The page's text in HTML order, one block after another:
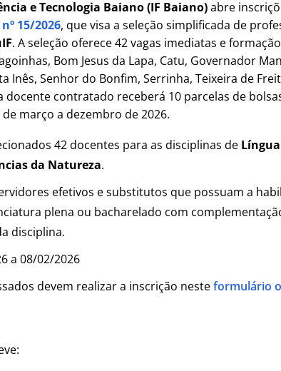
e Tecnologia Baiano (IF Baiano)abre
15/2026, que visa a seleção simplificada de
. A seleção oferece 42 vagas imediatas e
Bom Jesus da Lapa, Catu, Governador
Inês, Senhor do Bonfim, Serrinha, Teixeira de
docente contratado receberá 10 parcelas de
março a dezembro de 2026.
42 docentes para as disciplinas de Língua
da Natureza.
efetivos e substitutos que possuam a
plena ou bacharelado com
disciplina.
a 08/02/2026
devem realizar a inscrição nesteformulário